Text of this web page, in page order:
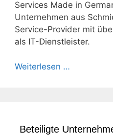
Services Made in
Unternehmen aus
Service-Provider mit
als IT-Dienstleister.
Weiterlesen …
Beteiligte